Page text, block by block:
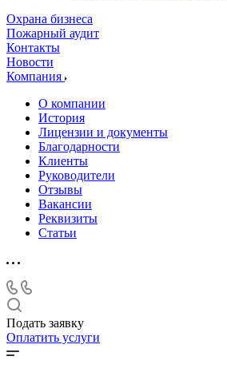
Охрана бизнеса
Пожарный аудит
Контакты
Новости
Компания
О компании
История
Лицензии и документы
Благодарности
Клиенты
Руководители
Отзывы
Вакансии
Реквизиты
Статьи
Подать заявку
Оплатить услуги